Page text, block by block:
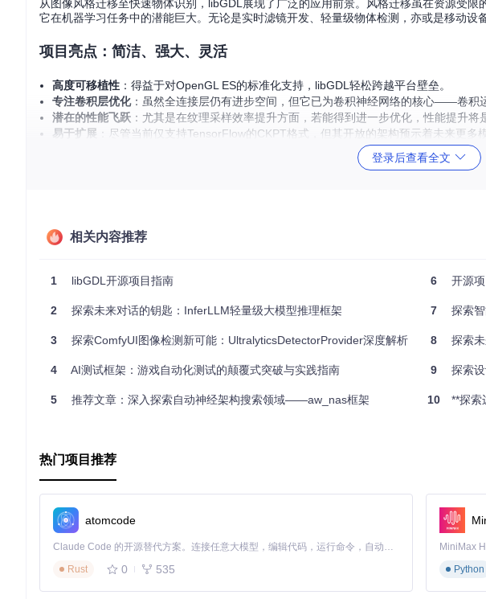
从图像风格迁移至快速物体识别，libGDL展现了广泛的应用前景。风格迁移虽在资源受
它在机器学习任务中的潜能巨大。无论是实时滤镜开发、轻量级物体检测，亦或是移动设
项目亮点：简洁、强大、灵活
高度可移植性 ：得益于对OpenGL ES的标准化支持，libGDL轻松跨越平台壁垒。
专注卷积层优化：虽然全连接层仍有进步空间，但它已为卷积神经网络的核心——卷积
潜在的性能飞跃 ：尤其是在纹理采样效率提升方面，若能得到进一步优化，性能提升将
易于扩展 ：尽管当前仅支持TensorFlow的CKPT格式，但其开放的架构预示着未来更多
推动移动智能的边界，共创未来科技的美好明天。
登录后查看全文
相关内容推荐
1 libGDL开源项目指南
2 探索未来对话的钥匙：InferLLM轻量级大模型推理框架
3 探索ComfyUI图像检测新可能：UltralyticsDetectorProvider深度解析
4 AI测试框架：游戏自动化测试的颠覆式突破与实践指南
5 推荐文章：深入探索自动神经架构搜索领域——aw_nas框架
6 开源
7 探索
8 探索未
9 探索
10 **探索
热门项目推荐
atomcode
Claude Code 的开源替代方案。连接任意大模型，编辑代码，运行命令，自动验证 — 全自动执行。用 Rust 构建，极致性能。 ｜ An open-source alternative to Claude Code. Connect any LLM, edit code, run commands, and verify changes — autonomously. Built in Rust for speed. Get Started
Rust
0 535
Python